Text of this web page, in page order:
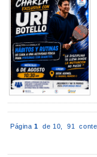
Página 1 de 10, 91